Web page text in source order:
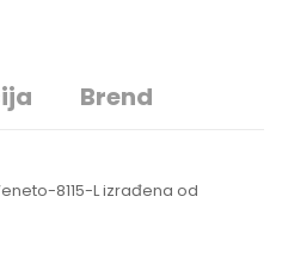
Brend
8115-L izrađena od